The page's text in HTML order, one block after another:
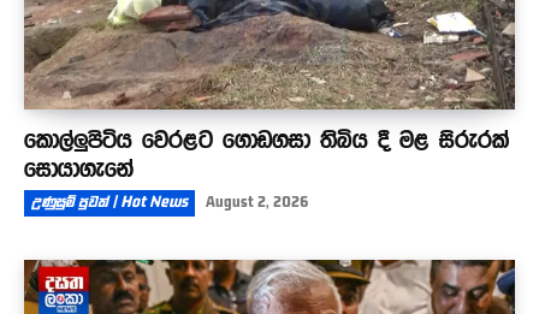
කොල්ලුපිටිය වෙරළට ගොඩගසා තිබිය දී මළ සිරුරක්
සොයාගැනේ
උණුසුම් පුවත් | Hot News August 2, 2026